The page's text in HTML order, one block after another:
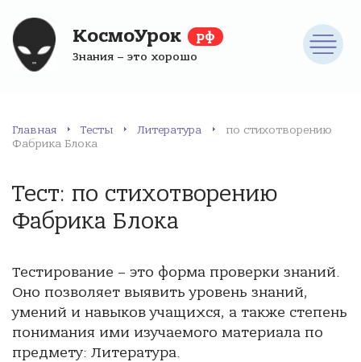
КосмоУрок рф
Знания – это хорошо
Главная Тесты Литература
по стихотворению
Фабрика Блока
Тест: по стихотворению
Фабрика Блока
Тестирование – это форма проверки знаний.
Оно позволяет выявить уровень знаний,
умений и навыков учащихся, а также степень
понимания ими изучаемого материала по
предмету: Литература.